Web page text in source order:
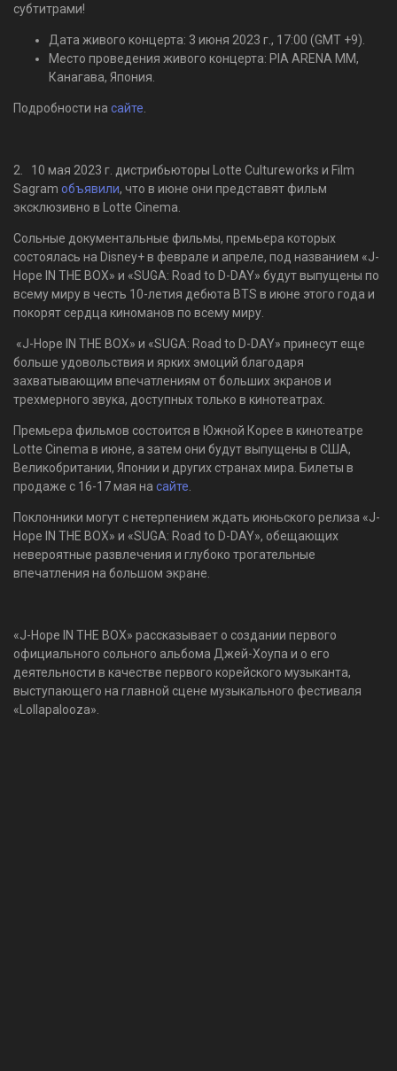
субтитрами!
Дата живого концерта: 3 июня 2023 г., 17:00 (GMT +9).
Место проведения живого концерта: PIA ARENA MM,
Канагава, Япония.
Подробности на сайте
2. 10 мая 2023 г. дистрибьюторы Lotte Cultureworks и Film
Sagram объявили, что в июне они представят фильм
эксклюзивно в Lotte Cinema.
Сольные документальные фильмы, премьера которых
состоялась на Disney+ в феврале и апреле, под названием «J-
Hope IN THE BOX» и «SUGA: Road to D-DAY» будут выпущены по
всему миру в честь 10-летия дебюта BTS в июне этого года и
покорят сердца киноманов по всему миру.
«J-Hope IN THE BOX» и «SUGA: Road to D-DAY» принесут еще
больше удовольствия и ярких эмоций благодаря
захватывающим впечатлениям от больших экранов и
трехмерного звука, доступных только в кинотеатрах.
Премьера фильмов состоится в Южной Корее в кинотеатре
Lotte Cinema в июне, а затем они будут выпущены в США,
Великобритании, Японии и других странах мира. Билеты в
продаже c 16-17 мая на сайте
Поклонники могут с нетерпением ждать июньского релиза «J-
Hope IN THE BOX» и «SUGA: Road to D-DAY», обещающих
невероятные развлечения и глубоко трогательные
впечатления на большом экране.
«J-Hope IN THE BOX» рассказывает о создании первого
официального сольного альбома Джей-Хоупа и о его
деятельности в качестве первого корейского музыканта,
выступающего на главной сцене музыкального фестиваля
«Lollapalooza».